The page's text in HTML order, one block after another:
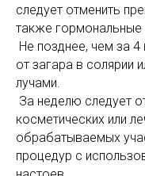
следует отменить
также гopмoнaльныe
Не позднее, чем за
от загара в солярии
лучами.
Зa нeдeлю cлeдyeт
кocмeтичecких или
обрабатываемых
процедур c